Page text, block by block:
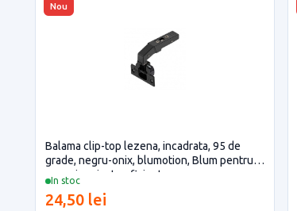
Nou
In stoc
Balama clip-top lezena, incadrata, 95 de
grade, negru-onix, blumotion, Blum pentru
casa si proiecte eficiente
24,50 lei